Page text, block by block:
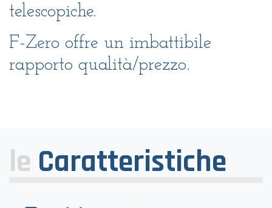
telescopiche.
F-Zero offre un imbattibile
rapporto qualità/prezzo.
le Caratteristiche